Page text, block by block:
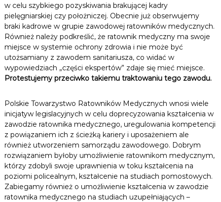
w celu szybkiego pozyskiwania brakującej kadry
pielęgniarskiej czy położniczej. Obecnie już obserwujemy
braki kadrowe w grupie zawodowej ratowników medycznych.
Również należy podkreślić, że ratownik medyczny ma swoje
miejsce w systemie ochrony zdrowia i nie może być
utożsamiany z zawodem sanitariusza, co widać w
wypowiedziach „części ekspertów” zdaje się mieć miejsce.
Protestujemy przeciwko takiemu traktowaniu tego zawodu.
Polskie Towarzystwo Ratowników Medycznych wnosi wiele
inicjatyw legislacyjnych w celu doprecyzowania kształcenia w
zawodzie ratownika medycznego, uregulowania kompetencji
z powiązaniem ich z ścieżką kariery i uposażeniem ale
również utworzeniem samorządu zawodowego. Dobrym
rozwiązaniem byłoby umożliwienie ratownikom medycznym,
którzy zdobyli swoje uprawnienia w toku kształcenia na
poziomi policealnym, kształcenie na studiach pomostowych.
Zabiegamy również o umożliwienie kształcenia w zawodzie
ratownika medycznego na studiach uzupełniających –